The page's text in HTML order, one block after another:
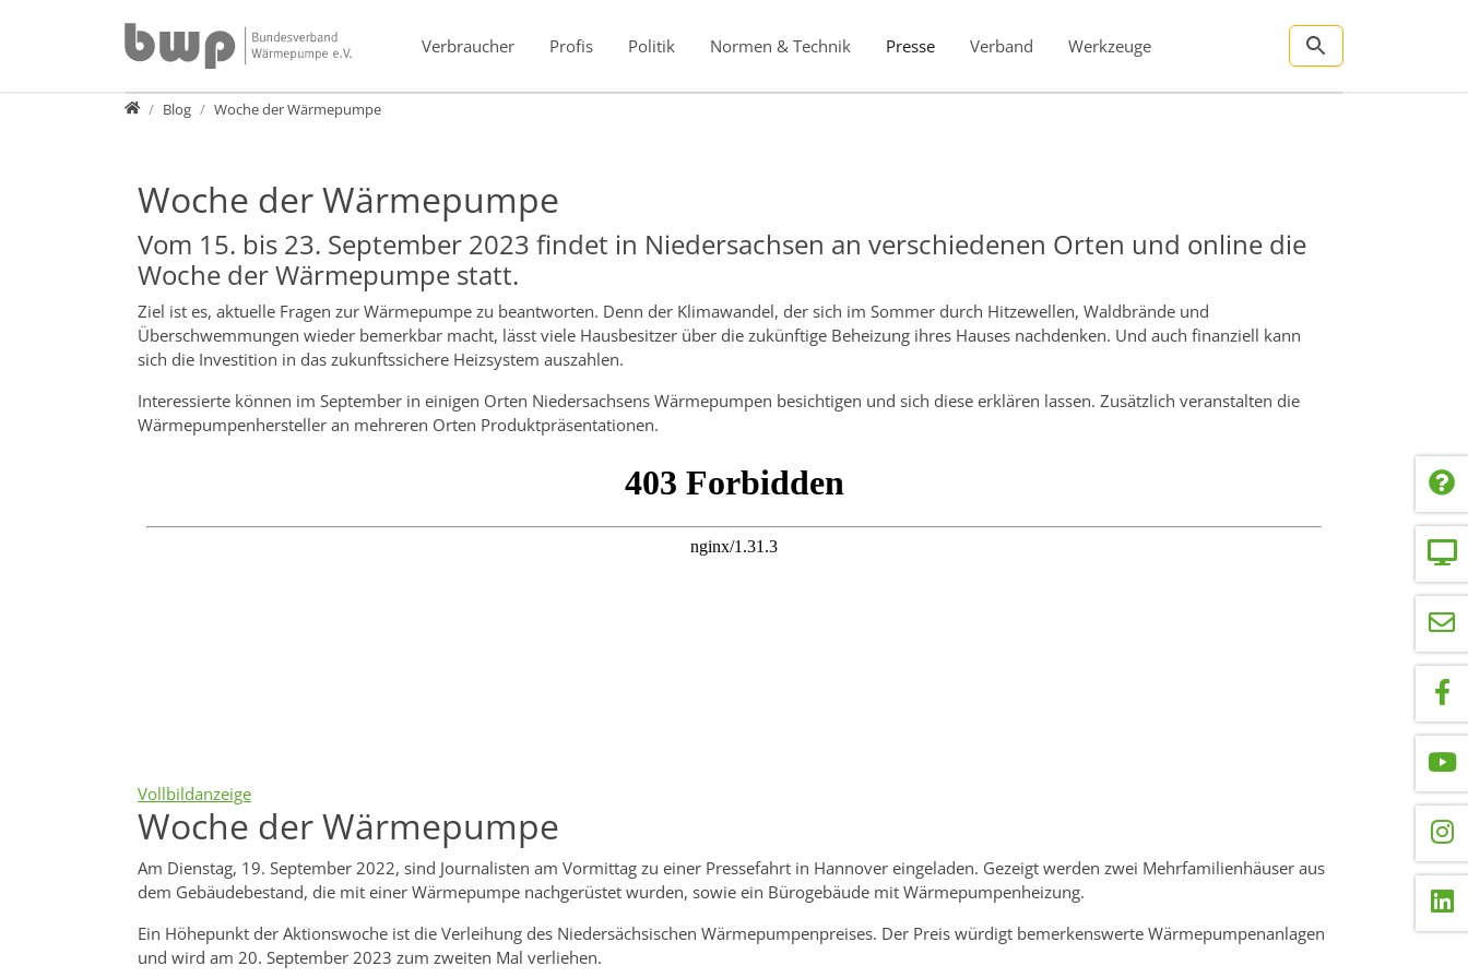
Verbraucher
Profis Politik Normen & Technik Presse Verband Werkzeuge
Presse
Blog Woche der Wärmepumpe
Woche der Wärmepumpe
Vom 15. bis 23. September 2023 findet in Niedersachsen an verschiedenen Orten und online die
Woche der Wärmepumpe statt.
Ziel ist es, aktuelle Fragen zur Wärmepumpe zu beantworten. Denn der Klimawandel, der sich im Sommer durch Hitzewellen, Waldbrände und
Überschwemmungen wieder bemerkbar macht, lässt viele Hausbesitzer über die zukünftige Beheizung ihres Hauses nachdenken. Und auch finanziell kann
sich die Investition in das zukunftssichere Heizsystem auszahlen.
Interessierte können im September in einigen Orten Niedersachsens Wärmepumpen besichtigen und sich diese erklären lassen. Zusätzlich veranstalten die
Wärmepumpenhersteller an mehreren Orten Produktpräsentationen.
Vollbildanzeige
Woche der Wärmepumpe
Am Dienstag, 19. September 2022, sind Journalisten am Vormittag zu einer Pressefahrt in Hannover eingeladen. Gezeigt werden zwei Mehrfamilienhäuser aus
dem Gebäudebestand, die mit einer Wärmepumpe nachgerüstet wurden, sowie ein Bürogebäude mit Wärmepumpenheizung.
Ein Höhepunkt der Aktionswoche ist die Verleihung des Niedersächsischen Wärmepumpenpreises. Der Preis würdigt bemerkenswerte Wärmepumpenanlagen
und wird am 20. September 2023 zum zweiten Mal verliehen.